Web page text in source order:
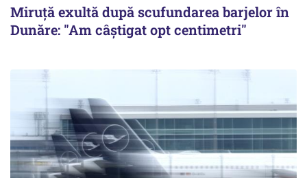
Miruță exultă după scufundarea barjelor în
Dunăre: "Am câștigat opt centimetri"